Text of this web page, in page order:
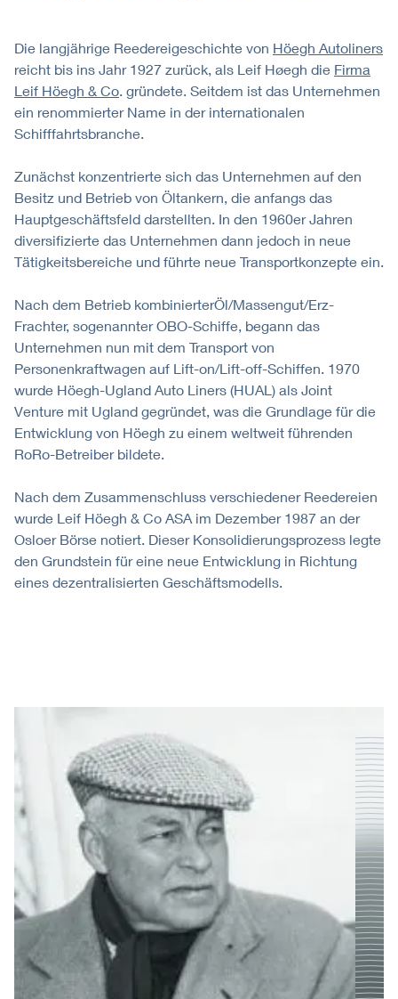
Die langjährige Reedereigeschichte von Höegh Autoliners
reicht bis ins Jahr 1927 zurück, als Leif Høegh die Firma
Leif Höegh & Co. gründete. Seitdem ist das Unternehmen
ein renommierter Name in der internationalen
Schifffahrtsbranche.
Zunächst konzentrierte sich das Unternehmen auf den
Besitz und Betrieb von Öltankern, die anfangs das
Hauptgeschäftsfeld darstellten. In den 1960er Jahren
diversifizierte das Unternehmen dann jedoch in neue
Tätigkeitsbereiche und führte neue Transportkonzepte ein.
Nach dem Betrieb kombinierterÖl/Massengut/Erz-
Frachter, sogenannter OBO-Schiffe, begann das
Unternehmen nun mit dem Transport von
Personenkraftwagen auf Lift-on/Lift-off-Schiffen. 1970
wurde Höegh-Ugland Auto Liners (HUAL) als Joint
Venture mit Ugland gegründet, was die Grundlage für die
Entwicklung von Höegh zu einem weltweit führenden
RoRo-Betreiber bildete.
Nach dem Zusammenschluss verschiedener Reedereien
wurde Leif Höegh & Co ASA im Dezember 1987 an der
Osloer Börse notiert. Dieser Konsolidierungsprozess legte
den Grundstein für eine neue Entwicklung in Richtung
eines dezentralisierten Geschäftsmodells.